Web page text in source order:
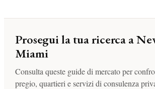
Prosegui la tua ricerca a
Miami
Consulta queste guide di mercato per
pregio, quartieri e servizi di consulenza